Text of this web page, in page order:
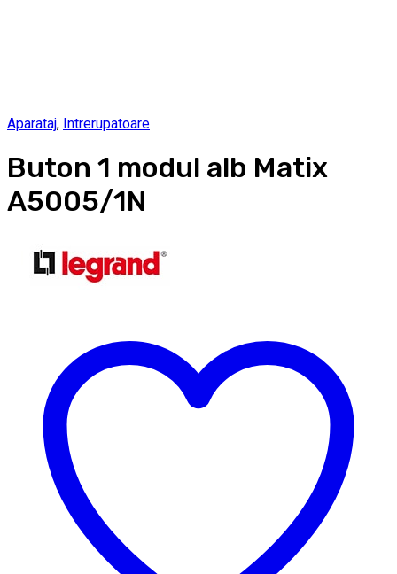
Aparataj, Intrerupatoare
Buton 1 modul alb Matix
A5005/1N